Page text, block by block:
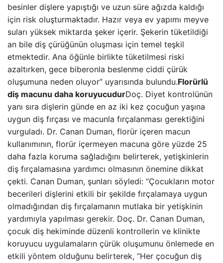
besinler dişlere yapıştığı ve uzun süre ağızda kaldığı
için risk oluşturmaktadır. Hazır veya ev yapımı meyve
suları yüksek miktarda şeker içerir. Şekerin tüketildiği
an bile diş çürüğünün oluşması için temel teşkil
etmektedir. Ana öğünle birlikte tüketilmesi riski
azaltırken, gece biberonla beslenme ciddi çürük
oluşumuna neden oluyor” uyarısında bulundu.Florürlü
diş macunu daha koruyucudurDoç. Diyet kontrolünün
yanı sıra dişlerin günde en az iki kez çocuğun yaşına
uygun diş fırçası ve macunla fırçalanması gerektiğini
vurguladı. Dr. Canan Duman, florür içeren macun
kullanımının, florür içermeyen macuna göre yüzde 25
daha fazla koruma sağladığını belirterek, yetişkinlerin
diş fırçalamasına yardımcı olmasının önemine dikkat
çekti. Canan Duman, şunları söyledi: “Çocukların motor
becerileri dişlerini etkili bir şekilde fırçalamaya uygun
olmadığından diş fırçalamanın mutlaka bir yetişkinin
yardımıyla yapılması gerekir. Doç. Dr. Canan Duman,
çocuk diş hekiminde düzenli kontrollerin ve klinikte
koruyucu uygulamaların çürük oluşumunu önlemede en
etkili yöntem olduğunu belirterek, “Her çocuğun diş